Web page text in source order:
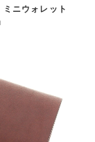
ニウォレット